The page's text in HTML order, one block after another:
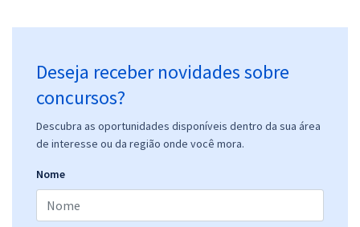
Deseja receber novidades sobre
concursos?
Descubra as oportunidades disponíveis dentro da sua área
de interesse ou da região onde você mora.
Nome